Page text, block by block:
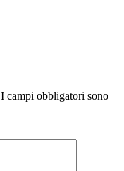
I campi obbligatori sono